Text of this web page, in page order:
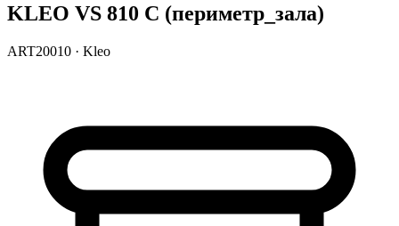
KLEO VS 810 С (периметр_зала)
ART20010 · Kleo